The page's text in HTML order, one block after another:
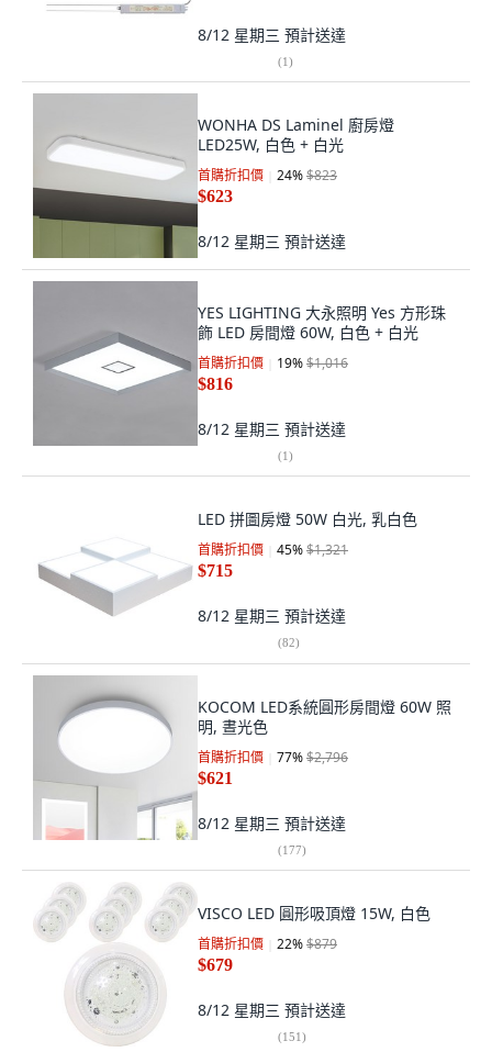
8/12 星期三 預計送達
(1)
WONHA DS Laminel 廚房燈
LED25W, 白色 + 白光
首購折扣價 24%$823
$623
8/12 星期三 預計送達
YES LIGHTING 大永照明 Yes 方形珠
飾 LED 房間燈 60W, 白色 + 白光
首購折扣價 19%$1,016
$816
8/12 星期三 預計送達
(1)
LED 拼圖房燈 50W 白光, 乳白色
首購折扣價 45%$1,321
$715
8/12 星期三 預計送達
(82)
KOCOM LED系統圓形房間燈 60W 照
明, 晝光色
首購折扣價 77%$2,796
$621
8/12 星期三 預計送達
(177)
VISCO LED 圓形吸頂燈 15W, 白色
首購折扣價 22%$879
$679
8/12 星期三 預計送達
(151)